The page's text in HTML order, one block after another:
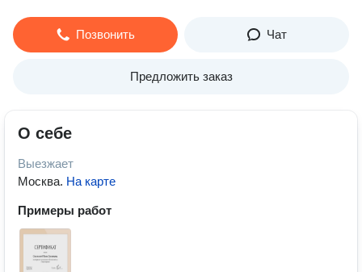
Позвонить Чат
Предложить заказ
О себе
Выезжает
Москва. На карте
Примеры работ